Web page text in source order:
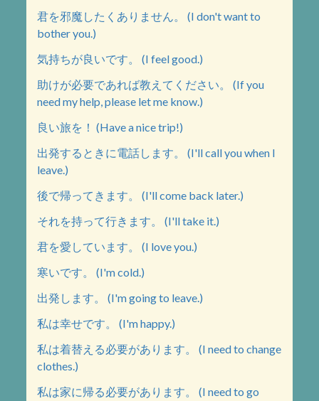
君を邪魔したくありません。 (I don't want to
bother you.)
気持ちが良いです。 (I feel good.)
助けが必要であれば教えてください。 (If you
need my help, please let me know.)
良い旅を！ (Have a nice trip!)
出発するときに電話します。 (I'll call you when I
leave.)
後で帰ってきます。 (I'll come back later.)
それを持って行きます。 (I'll take it.)
君を愛しています。 (I love you.)
寒いです。 (I'm cold.)
出発します。 (I'm going to leave.)
私は幸せです。 (I'm happy.)
私は着替える必要があります。 (I need to change
clothes.)
私は家に帰る必要があります。 (I need to go